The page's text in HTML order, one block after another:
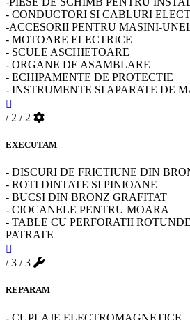
- CONDUCTORI SI CABLURI
-ACCESORII PENTRU MASINI-
- MOTOARE ELECTRICE
- SCULE ASCHIETOARE
- ORGANE DE ASAMBLARE
- ECHIPAMENTE DE PROTECTIE
- INSTRUMENTE SI APARATE DE
/ 2 / 2
EXECUTAM
- DISCURI DE FRICTIUNE DIN
- ROTI DINTATE SI PINIOANE
- BUCSI DIN BRONZ GRAFITAT
- CIOCANELE PENTRU MOARA
- TABLE CU PERFORATII
PATRATE
/ 3 / 3
REPARAM
- CUPLAJE ELECTROMAGNETICE